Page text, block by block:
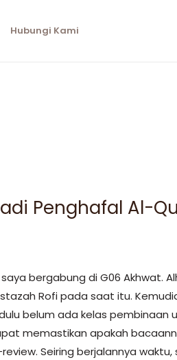
Hubungi Kami
Penghafal Al-
bergabung di G06 Akhwat.
Rofi pada saat itu.
belum ada kelas pembinaan
memastikan apakah
Seiring berjalannya